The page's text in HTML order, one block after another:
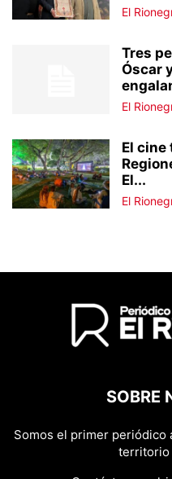
El
Tres
Óscar
El
El cine
El...
El
SOBRE
Somos el primer periódico
territorio